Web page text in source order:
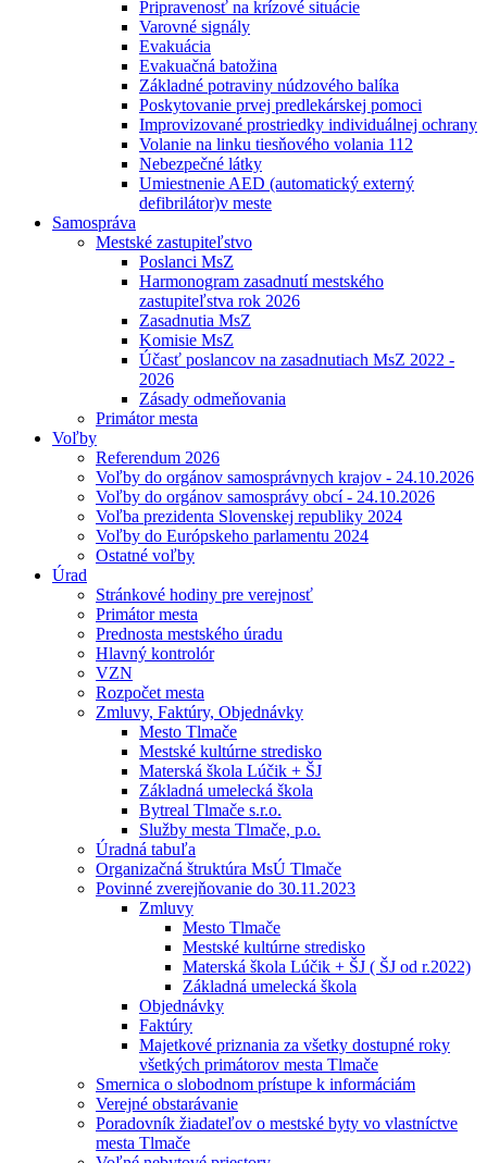
Pripravenosť na krízové situácie
Varovné signály
Evakuácia
Evakuačná batožina
Základné potraviny núdzového balíka
Poskytovanie prvej predlekárskej pomoci
Improvizované prostriedky individuálnej ochrany
Volanie na linku tiesňového volania 112
Nebezpečné látky
Umiestnenie AED (automatický externý
defibrilátor)v meste
Samospráva
Mestské zastupiteľstvo
Poslanci MsZ
Harmonogram zasadnutí mestského
zastupiteľstva rok 2026
Zasadnutia MsZ
Komisie MsZ
Účasť poslancov na zasadnutiach MsZ 2022 -
2026
Zásady odmeňovania
Primátor mesta
Voľby
Referendum 2026
Voľby do orgánov samosprávnych krajov - 24.10.2026
Voľby do orgánov samosprávy obcí - 24.10.2026
Voľba prezidenta Slovenskej republiky 2024
Voľby do Európskeho parlamentu 2024
Ostatné voľby
Úrad
Stránkové hodiny pre verejnosť
Primátor mesta
Prednosta mestského úradu
Hlavný kontrolór
VZN
Rozpočet mesta
Zmluvy, Faktúry, Objednávky
Mesto Tlmače
Mestské kultúrne stredisko
Materská škola Lúčik + ŠJ
Základná umelecká škola
Bytreal Tlmače s.r.o.
Služby mesta Tlmače, p.o.
Úradná tabuľa
Organizačná štruktúra MsÚ Tlmače
Povinné zverejňovanie do 30.11.2023
Zmluvy
Mesto Tlmače
Mestské kultúrne stredisko
Materská škola Lúčik + ŠJ ( ŠJ od r.2022)
Základná umelecká škola
Objednávky
Faktúry
Majetkové priznania za všetky dostupné roky
všetkých primátorov mesta Tlmače
Smernica o slobodnom prístupe k informáciám
Verejné obstarávanie
Poradovník žiadateľov o mestské byty vo vlastníctve
mesta Tlmače